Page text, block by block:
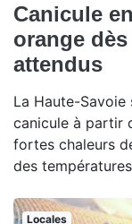
Canicule
orange dès
attendus
La Haute-
canicule à partir
fortes chaleurs
des
Locales